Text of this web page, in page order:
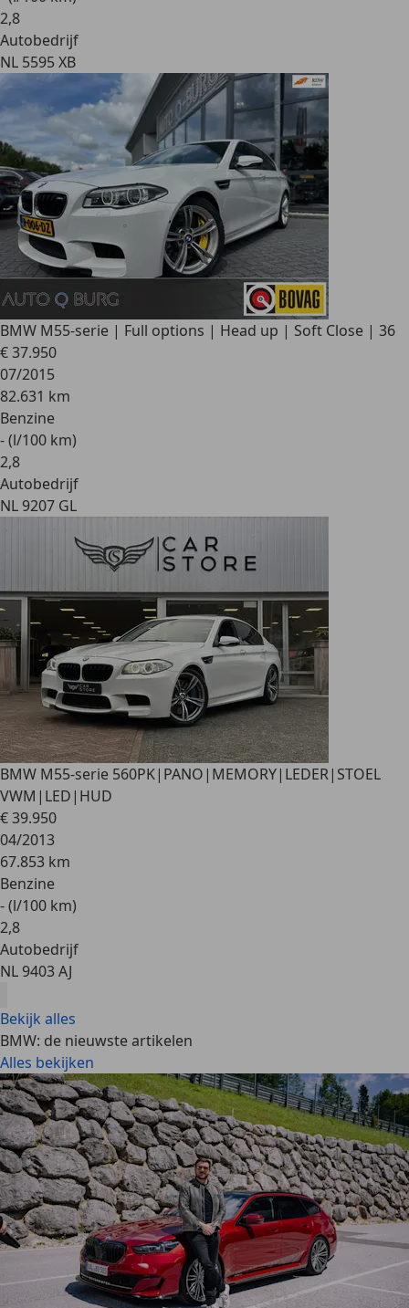
2,8
Autobedrijf
NL 5595 XB
BMW M55-serie | Full options | Head up | Soft Close | 36
€ 37.950
07/2015
82.631 km
Benzine
- (l/100 km)
2,8
Autobedrijf
NL 9207 GL
BMW M55-serie 560PK|PANO|MEMORY|LEDER|STOEL
VWM|LED|HUD
€ 39.950
04/2013
67.853 km
Benzine
- (l/100 km)
2,8
Autobedrijf
NL 9403 AJ
Bekijk alles
BMW: de nieuwste artikelen
Alles bekijken